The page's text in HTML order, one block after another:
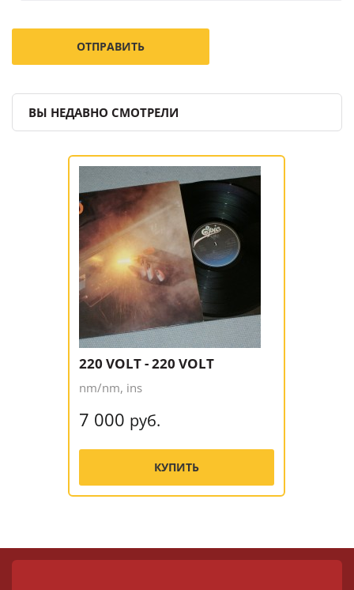
ВЫ НЕДАВНО СМОТРЕЛИ
220 VOLT - 220 VOLT
nm/nm, ins
7 000 руб.
КУПИТЬ